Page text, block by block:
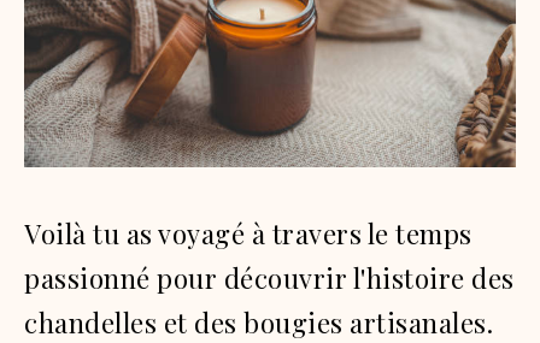
Voilà tu as voyagé à travers le temps
passionné pour découvrir l'histoire des
chandelles et des bougies artisanales.